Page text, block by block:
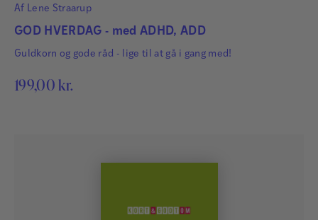
Af Lene Straarup
GOD HVERDAG - med ADHD, ADD
Guldkorn og gode råd - lige til at gå i gang med!
199,00 kr.